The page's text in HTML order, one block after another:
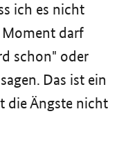
ich es nicht
darf
schon" oder
Das ist ein
die Ängste nicht